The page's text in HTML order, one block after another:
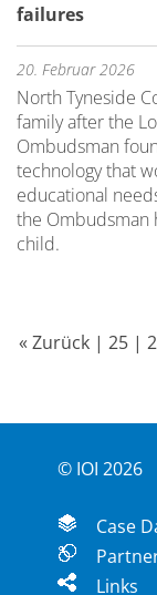
failures
20. Februar 2026
North Tyneside
family after the
Ombudsman
technology that
educational
the Ombudsman
child.
« Zurück | 25 |
© IOI 2026
Case
Links